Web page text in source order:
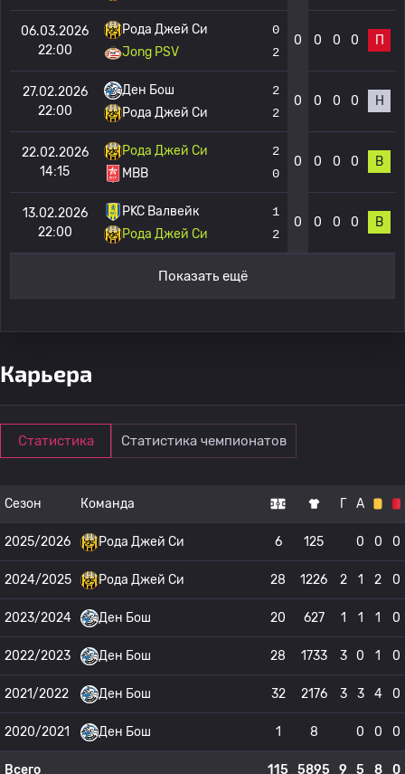
06.03.2026
22:00
Рода Джей Си
Jong PSV
0
2
0 0 0 0 П
27.02.2026
22:00
Ден Бош
Рода Джей Си
2
2
0 0 0 0 Н
22.02.2026
14:15
Рода Джей Си
МВВ
2
0
0 0 0 0 В
13.02.2026
22:00
РKC Валвейк
Рода Джей Си
1
2
0 0 0 0 В
Показать ещё
Карьера
Статистика Статистика чемпионатов
Сезон Команда Г А
2025/2026 Рода Джей Си 6 125 0 0 0
2024/2025 Рода Джей Си 28 1226 2 1 2 0
2023/2024 Ден Бош 20 627 1 1 1 0
2022/2023 Ден Бош 28 1733 3 0 1 0
2021/2022 Ден Бош 32 2176 3 3 4 0
2020/2021 Ден Бош 1 8 0 0 0
Всего 115 5895 9 5 8 0